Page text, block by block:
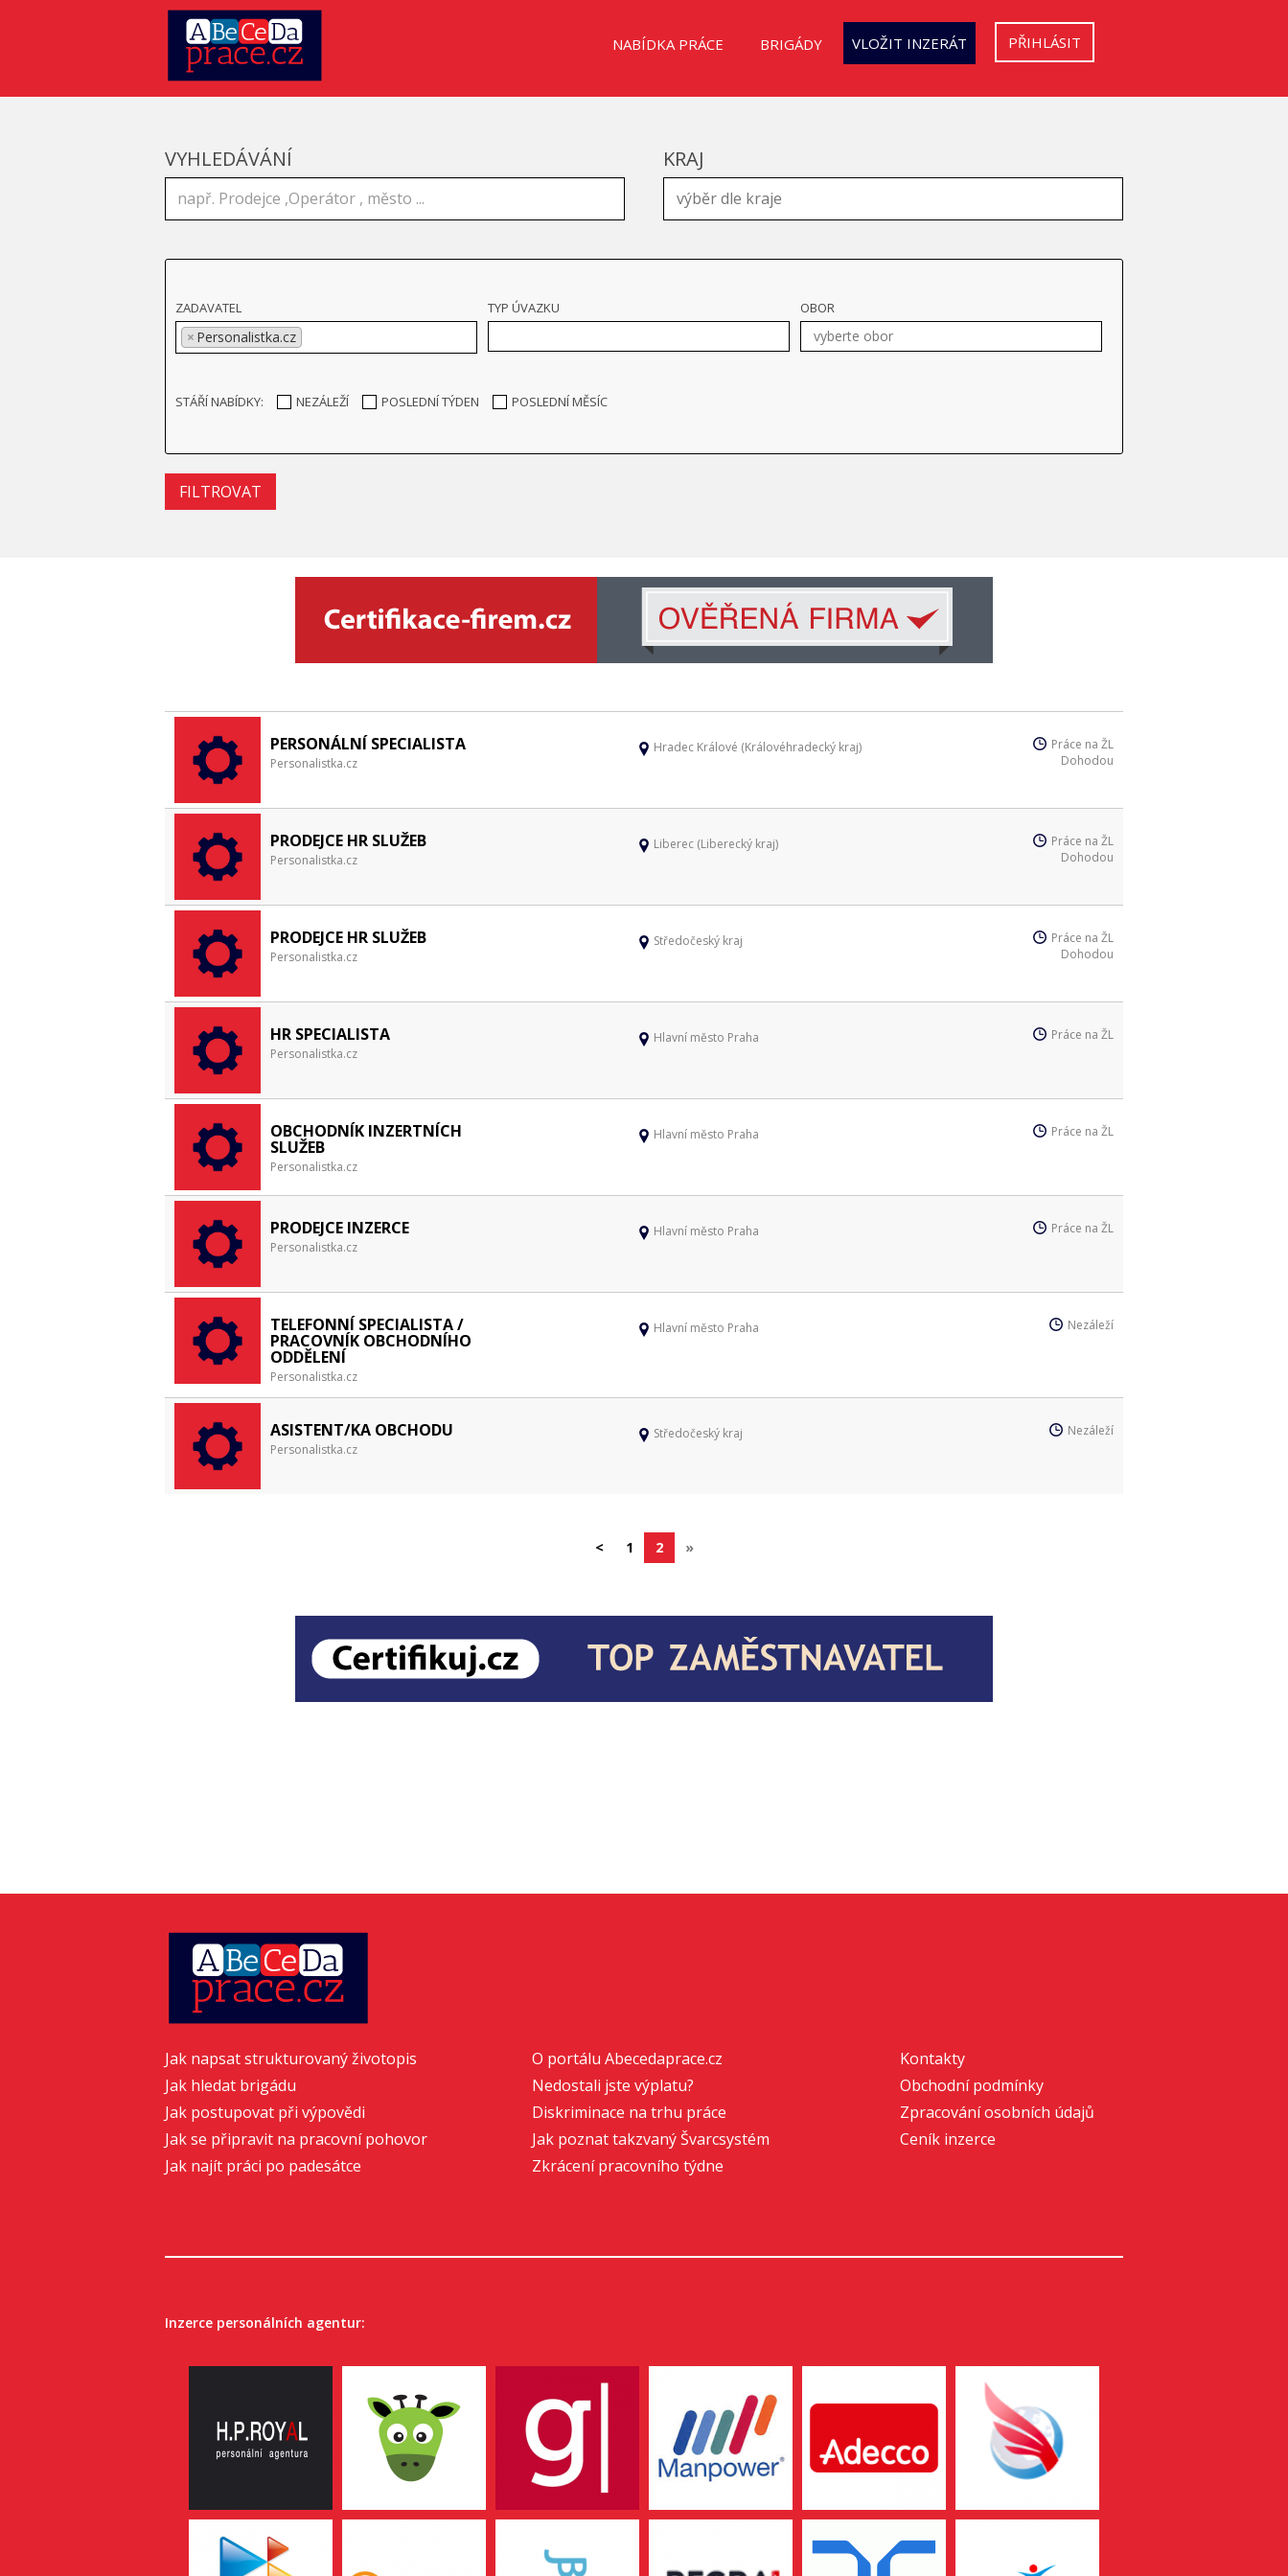
NABÍDKA PRÁCE BRIGÁDY VLOŽIT INZERÁT PŘIHLÁSIT
VYHLEDÁVÁNÍ KRAJ
ZADAVATEL
× Personalistka.cz
TYP ÚVAZKU OBOR
STÁŘÍ NABÍDKY: NEZÁLEŽÍ POSLEDNÍ TÝDEN POSLEDNÍ MĚSÍC
PERSONÁLNÍ SPECIALISTA
Personalistka.cz
Hradec Králové (Královéhradecký kraj)
Práce na ŽL
Dohodou
PRODEJCE HR SLUŽEB
Personalistka.cz
Liberec (Liberecký kraj)
Práce na ŽL
Dohodou
PRODEJCE HR SLUŽEB
Personalistka.cz
Středočeský kraj
Práce na ŽL
Dohodou
HR SPECIALISTA
Personalistka.cz
Hlavní město Praha Práce na ŽL
OBCHODNÍK INZERTNÍCH
SLUŽEB
Personalistka.cz
Hlavní město Praha Práce na ŽL
PRODEJCE INZERCE
Personalistka.cz
Hlavní město Praha Práce na ŽL
TELEFONNÍ SPECIALISTA /
PRACOVNÍK OBCHODNÍHO
ODDĚLENÍ
Personalistka.cz
Hlavní město Praha Nezáleží
ASISTENT/KA OBCHODU
Personalistka.cz
Středočeský kraj Nezáleží
< 1 2 »
Jak napsat strukturovaný životopis
Jak hledat brigádu
Jak postupovat při výpovědi
Jak se připravit na pracovní pohovor
Jak najít práci po padesátce
O portálu Abecedaprace.cz
Nedostali jste výplatu?
Diskriminace na trhu práce
Jak poznat takzvaný Švarcsystém
Zkrácení pracovního týdne
Kontakty
Obchodní podmínky
Zpracování osobních údajů
Ceník inzerce
Inzerce personálních agentur: